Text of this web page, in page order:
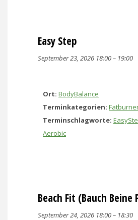
Easy Step
September 23, 2026 18:00– 19:00
Ort: BodyBalance
Terminkategorien:
Terminschlagworte:
Aerobic
Beach Fit (Bauch Beine
September 24, 2026 18:00– 18:30